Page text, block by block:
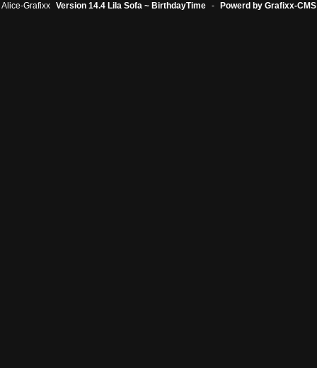
Alice-Grafixx Version 14.4 Lila Sofa ~ BirthdayTime - Powerd by Grafixx-CMS